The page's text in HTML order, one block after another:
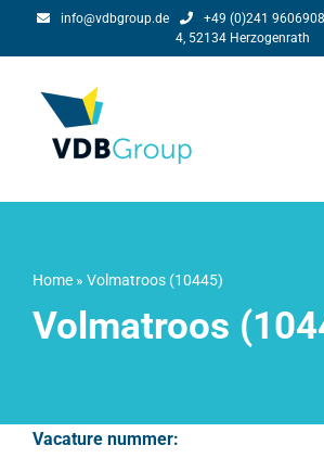
info@vdbgroup.de +49 (0)241
4, 52134 Herzogenrath
Home» Volmatroos (10445)
Volmatroos
Vacature nummer: